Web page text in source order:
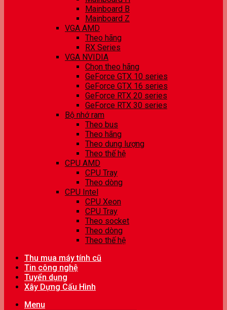
Mainboard B
Mainboard Z
VGA AMD
Theo hãng
RX Series
VGA NVIDIA
Chọn theo hãng
GeForce GTX 10 series
GeForce GTX 16 series
GeForce RTX 20 series
GeForce RTX 30 series
Bộ nhớ ram
Theo bus
Theo hãng
Theo dung lượng
Theo thế hệ
CPU AMD
CPU Tray
Theo dòng
CPU Intel
CPU Xeon
CPU Tray
Theo socket
Theo dòng
Theo thế hệ
Thu mua máy tính cũ
Tin công nghệ
Tuyển dụng
Xây Dựng Cấu Hình
Menu